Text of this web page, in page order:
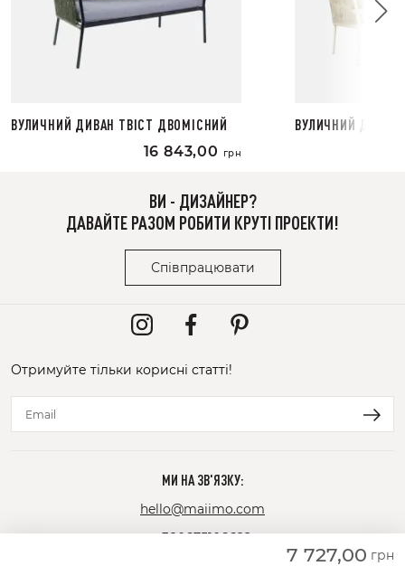
7 727,00 грн
ВУЛИЧНИЙ ДИВАН ТВІСТ ДВОМІСНИЙ
16 843,00 грн
ВУЛИЧНИЙ ДИВАН
ВИ - ДИЗАЙНЕР?
ДАВАЙТЕ РАЗОМ РОБИТИ КРУТІ ПРОЕКТИ!
Співпрацювати
Отримуйте тільки корисні статті!
МИ НА ЗВ'ЯЗКУ:
hello@maiimo.com
+380675106622